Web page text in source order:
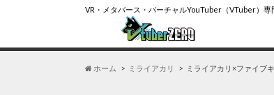
VR・メタバース・バーチャルYouTuber（VTuber）専
ホーム ミライアカリ ミライアカリ×ファイブ